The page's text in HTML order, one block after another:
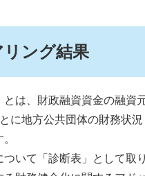
リング結果
は、財政融資資金の融資
に地方公共団体の財務状
いて「診断表」として取